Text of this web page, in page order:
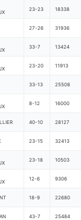
23-23 18338
27-26 31936
33-7 13424
23-20 11913
33-13 25508
8-12 16000
40-10 28127
23-15 32413
23-18 10503
12-6 9306
18-9 22680
43-7 25484